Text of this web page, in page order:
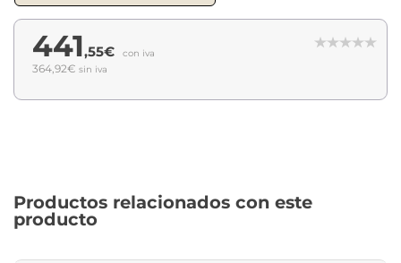
441,55€ con iva
364,92€ sin iva
Productos relacionados con este
producto